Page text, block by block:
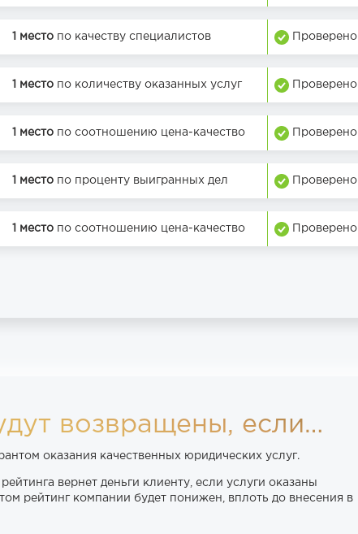
1 местопо качеству специалистов Проверено
1 местопо количеству оказанных услуг Проверено
1 местопо соотношению цена-качество Проверено
1 местопо проценту выигранных дел Проверено
1 местопо соотношению цена-качество Проверено
возвращены, если…
оказания качественных юридических услуг.
вернет деньги клиенту, если услуги оказаны
рейтинг компании будет понижен, вплоть до внесения в